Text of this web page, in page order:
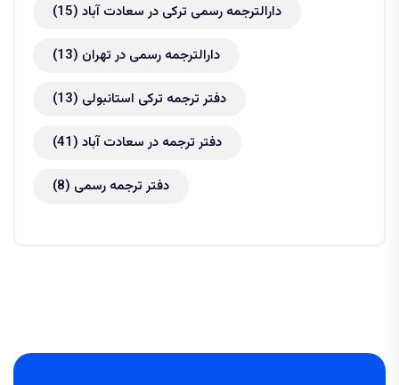
دارالترجمه رسمی ترکی در سعادت آباد (15)
دارالترجمه رسمی در تهران (13)
دفتر ترجمه ترکی استانبولی (13)
دفتر ترجمه در سعادت آباد (41)
دفتر ترجمه رسمی (8)